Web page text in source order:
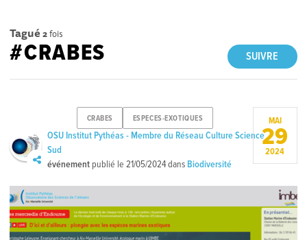
Tagué 2fois
SUIVRE
#CRABES
CRABES ESPECES-EXOTIQUES
OSU Institut Pythéas - Membre du Réseau Culture Science
Sud
événement publié le21/05/2024dans Biodiversité
MAI
29
2024